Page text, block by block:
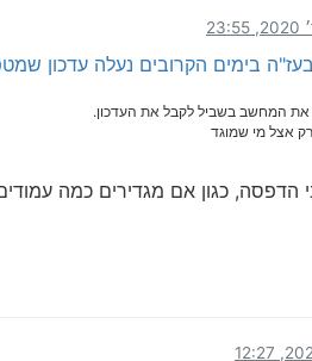
בעז"ה בימים הקרובים נעלה עדכון
המחשב בשביל לקבל את העדכון.
אצל מי שמוגד
הדפסה, כגון אם מגדירים כמה עמודים